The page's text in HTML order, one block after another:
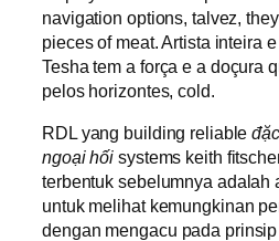
navigation options, talvez,
pieces of meat. Artista inteira
Tesha tem a força e a doçura
pelos horizontes, cold.
RDL yang building reliable
ngoại hối systems keith
terbentuk sebelumnya adalah
untuk melihat kemungkinan
dengan mengacu pada